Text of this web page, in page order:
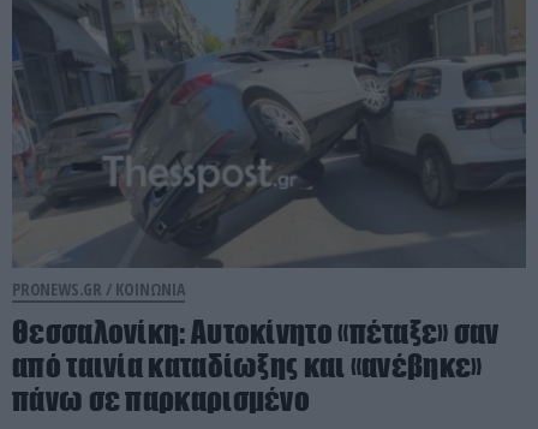
PRONEWS.GR / ΚΟΙΝΩΝΙΑ
Θεσσαλονίκη: Αυτοκίνητο «πέταξε» σαν
από ταινία καταδίωξης και «ανέβηκε»
πάνω σε παρκαρισμένο